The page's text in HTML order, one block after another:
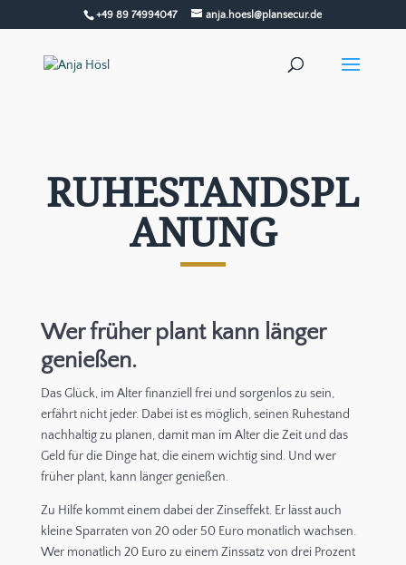
+49 89 74994047 anja.hoesl@plansecur.de
RUHESTANDSPL
ANUNG
Wer früher plant kann länger
genießen.
Das Glück, im Alter finanziell frei und sorgenlos zu sein,
erfährt nicht jeder. Dabei ist es möglich, seinen Ruhestand
nachhaltig zu planen, damit man im Alter die Zeit und das
Geld für die Dinge hat, die einem wichtig sind. Und wer
früher plant, kann länger genießen.
Zu Hilfe kommt einem dabei der Zinseffekt. Er lässt auch
kleine Sparraten von 20 oder 50 Euro monatlich wachsen.
Wer monatlich 20 Euro zu einem Zinssatz von drei Prozent